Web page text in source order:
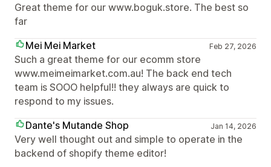
Great theme for our www.boguk.store. The best so
far
Mei Mei Market
Feb 27, 2026
Such a great theme for our ecomm store
www.meimeimarket.com.au! The back end tech
team is SOOO helpful!! they always are quick to
respond to my issues.
Dante's Mutande Shop
Jan 14, 2026
Very well thought out and simple to operate in the
backend of shopify theme editor!